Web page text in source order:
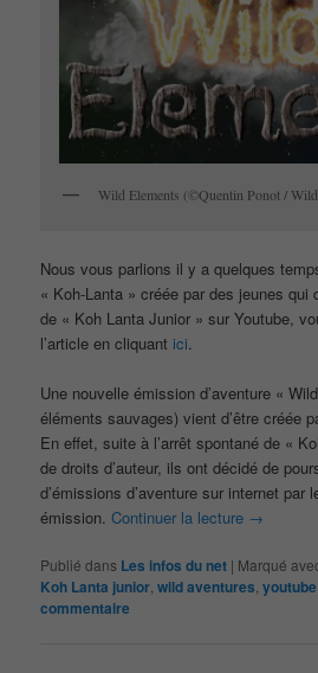
Wild Elements (©Quentin Ponot /
Nous vous parlions il y a quelques
« Koh-Lanta » créée par des jeunes qui
de « Koh Lanta Junior » sur Youtube,
l’article en cliquant ici.
Une nouvelle émission d’aventure «
éléments sauvages) vient d’être créée
En effet, suite à l’arrêt spontané de «
de droits d’auteur, ils ont décidé de
d’émissions d’aventure sur internet par
émission.Continuer la lecture →
Publié dans Les infos du net | Marqué
Koh Lanta junior ,wild aventures ,youtube
commentaire